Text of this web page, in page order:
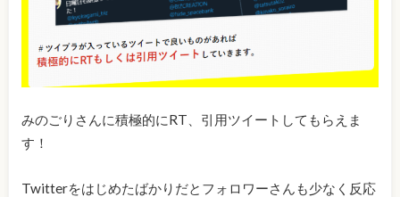
みのごりさんに積極的にRT、引用ツイートしてもらえま
す！
Twitterをはじめたばかりだとフォロワーさんも少なく反応